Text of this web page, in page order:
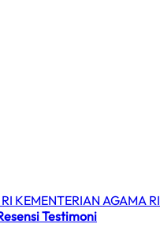
KEMENTERIAN AGAMA RI
Testimoni